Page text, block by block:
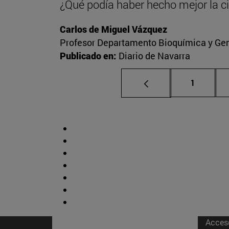
¿Qué podía haber hecho mejor la
Carlos de Miguel Vázquez
Profesor Departamento Bioquímica y
Publicado en: Diario de Navarra
Página
1